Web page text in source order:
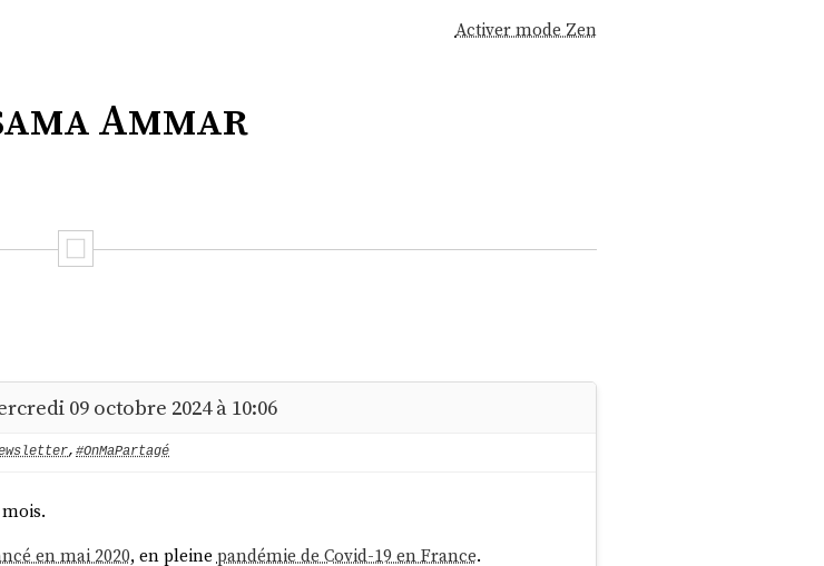
Activer mode Zen
Ammar
09 octobre 2024 à 10:06
, #OnMaPartagé
en mai 2020, en pleine pandémie de Covid-19 en France.